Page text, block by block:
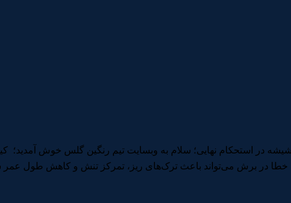
در استحکام نهایی؛ سلام به وبسایت تیم رنگین گلس خوش آمدید؛
خطا در برش می‌تواند باعث ترک‌های ریز، تمرکز تنش و کاهش طول